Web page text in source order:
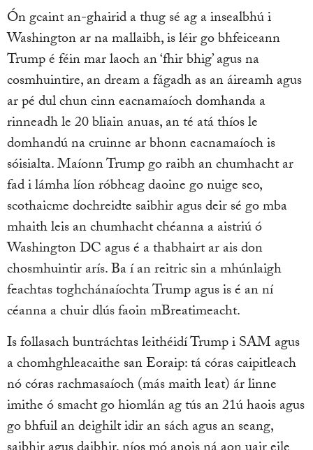
Ón gcaint an-ghairid a thug sé ag a insealbhú i
Washington ar na mallaibh, is léir go bhfeiceann
Trump é féin mar laoch an ‘fhir bhig’ agus na
cosmhuintire, an dream a fágadh as an áireamh agus
ar pé dul chun cinn eacnamaíoch domhanda a
rinneadh le 20 bliain anuas, an té atá thíos le
domhandú na cruinne ar bhonn eacnamaíoch is
sóisialta. Maíonn Trump go raibh an chumhacht ar
fad i lámha líon róbheag daoine go nuige seo,
scothaicme dochreidte saibhir agus deir sé go mba
mhaith leis an chumhacht chéanna a aistriú ó
Washington DC agus é a thabhairt ar ais don
chosmhuintir arís. Ba í an reitric sin a mhúnlaigh
feachtas toghchánaíochta Trump agus is é an ní
céanna a chuir dlús faoin mBreatimeacht.
Is follasach buntráchtas leithéidí Trump i SAM agus
a chomhghleacaithe san Eoraip: tá córas caipitleach
nó córas rachmasaíoch (más maith leat) ár linne
imithe ó smacht go hiomlán ag tús an 21ú haois agus
go bhfuil an deighilt idir an sách agus an seang,